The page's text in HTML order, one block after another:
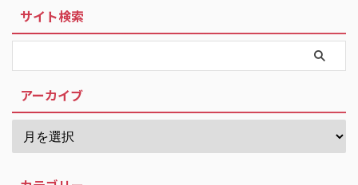
サイト検索
アーカイブ